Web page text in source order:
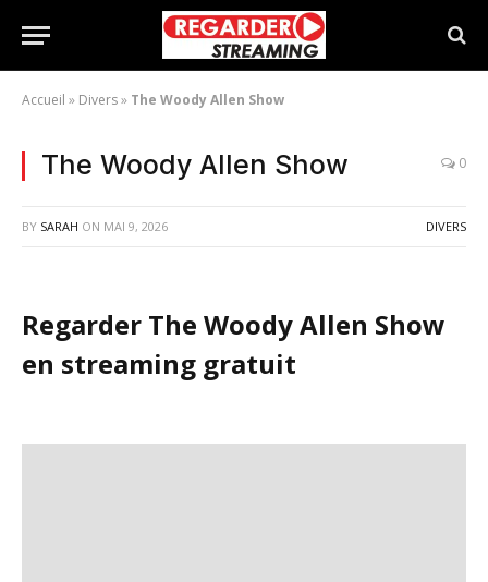
Accueil » Divers» The Woody Allen Show
The Woody Allen Show 0
BY SARAH ON MAI 9, 2026 DIVERS
Regarder The Woody Allen Show
en streaming gratuit